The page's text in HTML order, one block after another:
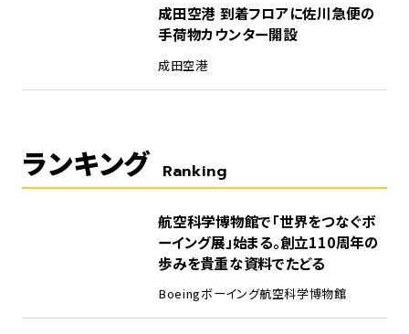
成田空港 到着フロアに佐川急便の
手荷物カウンター開設
成田空港
ランキング Ranking
航空科学博物館で「世界をつなぐボ
ーイング展」始まる。創立110周年の
歩みを貴重な資料でたどる
Boeingボーイング航空科学博物館